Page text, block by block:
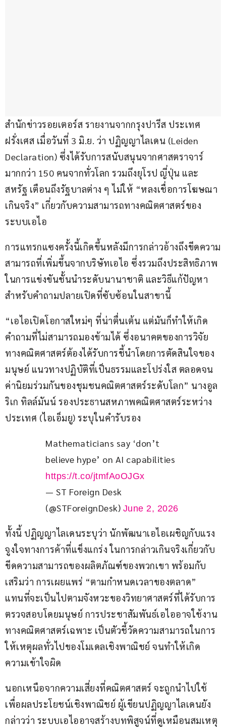
สำนักข่าวรอยเตอร์ส รายงานจากกรุงปารีส ประเทศ
ฝรั่งเศส เมื่อวันที่ 3 มิ.ย. ว่า ปฏิญญาไลเดน (Leiden
Declaration) ซึ่งได้รับการสนับสนุนจากศาสตราจาร์
มากกว่า 150 คนจากทั่วโลก รวมถึงยุโรป ญี่ปุ่น และ
สหรัฐ เตือนถึงรัฐบาลต่าง ๆ ไม่ให้ “หลงเชื่อการโฆษณา
เกินจริง” เกี่ยวกับความสามารถทางคณิตศาสตร์ของ
ระบบเอไอ
การแทรกแซงครั้งนี้เกิดขึ้นหลังมีการกล่าวอ้างถึงขีดความ
สามารถที่เพิ่มขึ้นจากบริษัทเอไอ ซึ่งรวมถึงประสิทธิภาพ
ในการแข่งขันชั้นนำระดับนานาชาติ และวิธีแก้ปัญหา
สำหรับคำถามปลายเปิดที่ซับซ้อนในสาขานี้
“เอไอเปิดโอกาสใหม่ๆ ที่น่าตื่นเต้น แต่มันก็ทำให้เกิด
คำถามที่ไม่สามารถมองข้ามได้ ซึ่งอนาคตของการวิจัย
ทางคณิตศาสตร์ต้องได้รับการชี้นำโดยการตัดสินใจของ
มนุษย์ แนวทางปฏิบัติที่เป็นธรรมและโปร่งใส ตลอดจน
ค่านิยมร่วมกันของชุมชนคณิตศาสตร์ระดับโลก” นางอูล
ริเก ทิลล์มันน์ รองประธานสหภาพคณิตศาสตร์ระหว่าง
ประเทศ (ไอเอ็มยู) ระบุในคำรับรอง
Mathematicians say ‘don’t
believe hype’ on AI capabilities
https://t.co/jtmfAoOJGx
— ST Foreign Desk
(@STForeignDesk) June 2, 2026
ทั้งนี้ ปฏิญญาไลเดนระบุว่า นักพัฒนาเอไอเผชิญกับแรง
จูงใจทางการค้าที่แข็งแกร่ง ในการกล่าวเกินจริงเกี่ยวกับ
ขีดความสามารถของผลิตภัณฑ์ของพวกเขา พร้อมกับ
เสริมว่า การเผยแพร่ “ตามกำหนดเวลาของตลาด”
แทนที่จะเป็นไปตามจังหวะของวิทยาศาสตร์ที่ได้รับการ
ตรวจสอบโดยมนุษย์ การประชาสัมพันธ์เอไออาจใช้งาน
ทางคณิตศาสตร์เฉพาะ เป็นตัวชี้วัดความสามารถในการ
ให้เหตุผลทั่วไปของโมเดลเชิงพาณิชย์ จนทำให้เกิด
ความเข้าใจผิด
นอกเหนือจากความเสี่ยงที่คณิตศาสตร์ จะถูกนำไปใช้
เพื่อผลประโยชน์เชิงพาณิชย์ ผู้เขียนปฏิญญาไลเดนยัง
กล่าวว่า ระบบเอไออาจสร้างบทพิสูจน์ที่ดูเหมือนสมเหตุ